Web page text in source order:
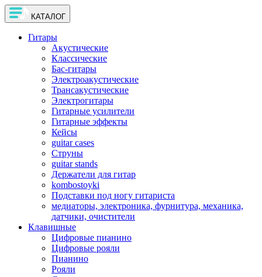
КАТАЛОГ
Гитары
Акустические
Классические
Бас-гитары
Электроакустические
Трансакустические
Электрогитары
Гитарные усилители
Гитарные эффекты
Кейсы
guitar cases
Струны
guitar stands
Держатели для гитар
kombostoyki
Подставки под ногу гитариста
медиаторы, электроника, фурнитура, механика,
датчики, очистители
Клавишные
Цифровые пианино
Цифровые рояли
Пианино
Рояли